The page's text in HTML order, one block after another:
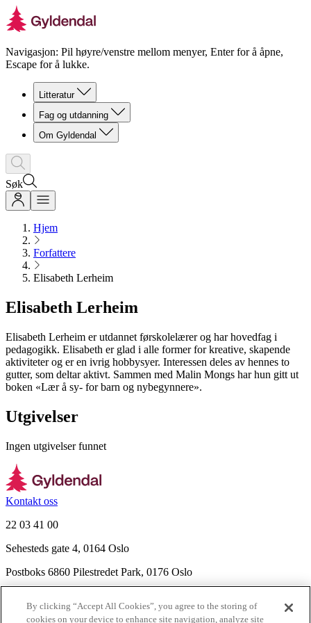
Navigasjon: Pil høyre/venstre mellom menyer, Enter for å åpne,
Escape for å lukke.
Litteratur
Fag og utdanning
Om Gyldendal
Søk
Hjem
Forfattere
Elisabeth Lerheim
Elisabeth Lerheim
Elisabeth Lerheim er utdannet førskolelærer og har hovedfag i
pedagogikk. Elisabeth er glad i alle former for kreative, skapende
aktiviteter og er en ivrig hobbysyer. Interessen deles av hennes to
gutter, som deltar aktivt. Sammen med Malin Mongs har hun gitt ut
boken «Lær å sy- for barn og nybegynnere».
Utgivelser
Ingen utgivelser funnet
Kontakt oss
22 03 41 00
Sehesteds gate 4, 0164 Oslo
Postboks 6860 Pilestredet Park, 0176 Oslo
Nyhetsbrev
By clicking “Accept All Cookies”, you agree to the storing of
cookies on your device to enhance site navigation, analyze site